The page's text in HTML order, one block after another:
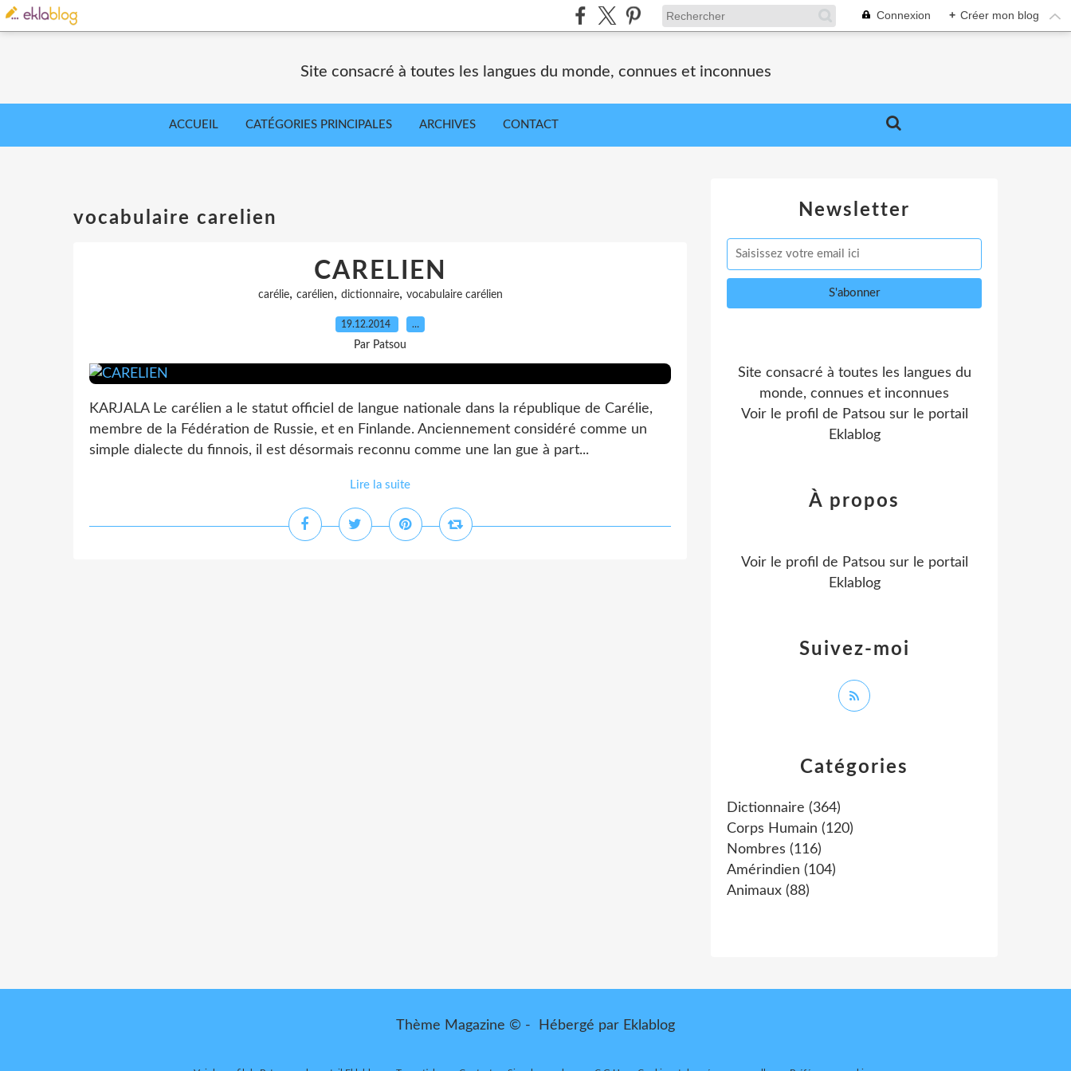
Connexion + Créer mon blog
Site consacré à toutes les langues du monde, connues et inconnues
ACCUEIL CATÉGORIES PRINCIPALES ARCHIVES CONTACT
vocabulaire carelien
CARELIEN
carélie, carélien, dictionnaire, vocabulaire carélien
19.12.2014 …
Par Patsou
KARJALA Le carélien a le statut officiel de langue nationale dans la république de Carélie,
membre de la Fédération de Russie, et en Finlande. Anciennement considéré comme un
simple dialecte du finnois, il est désormais reconnu comme une lan gue à part...
Lire la suite
Newsletter
Catégories
Dictionnaire (364)
Corps Humain (120)
Nombres (116)
Amérindien (104)
Animaux (88)
Site consacré à toutes les langues du
monde, connues et inconnues
Voir le profil de Patsou sur le portail
Eklablog
Suivez-moi
À propos
Voir le profil de Patsou sur le portail
Eklablog
Thème Magazine © - Hébergé par Eklablog